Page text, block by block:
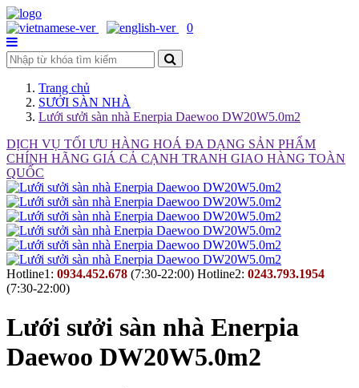
0
Trang chủ
SƯỞI SÀN NHÀ
Lưới sưởi sàn nhà Enerpia Daewoo DW20W5.0m2
DỊCH VỤ TỐI ƯU HÀNG HOÁ ĐA DẠNG SẢN PHẨM
CHÍNH HÃNG GIÁ CẢ CẠNH TRANH GIAO HÀNG TOÀN
QUỐC
Hotline1: 0934.452.678 (7:30-22:00) Hotline2: 0243.793.1954
(7:30-22:00)
Lưới sưởi sàn nhà Enerpia
Daewoo DW20W5.0m2